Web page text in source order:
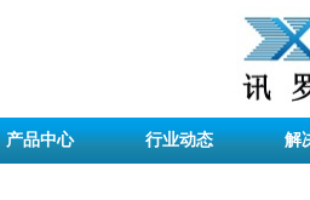
产品中心 行业动态 解